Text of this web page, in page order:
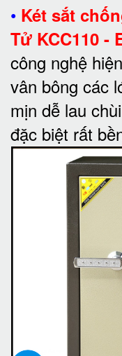
• Két sắt
Tử KCC110 -
công nghệ
vân bông các
mịn dễ lau
đặc biệt rất